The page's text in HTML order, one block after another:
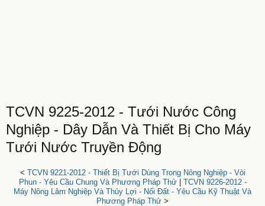
TCVN 9225-2012 - Tưới Nước Công
Nghiệp - Dây Dẫn Và Thiết Bị Cho Máy
Tưới Nước Truyền Động
< TCVN 9221-2012 - Thiết Bị Tưới Dùng Trong Nông Nghiệp - Vòi
Phun - Yêu Cầu Chung Và Phương Pháp Thử| TCVN 9226-2012 -
Máy Nông Lâm Nghiệp Và Thủy Lợi - Nối Đất - Yêu Cầu Kỹ Thuật Và
Phương Pháp Thử >